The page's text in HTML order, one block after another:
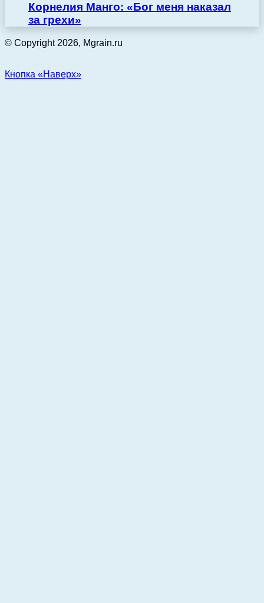
Корнелия Манго: «Бог меня наказал
за грехи»
© Copyright 2026, Mgrain.ru
Кнопка «Наверх»